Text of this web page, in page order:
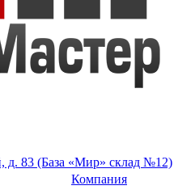
д. 83 (База «Мир» склад №12)
Компания